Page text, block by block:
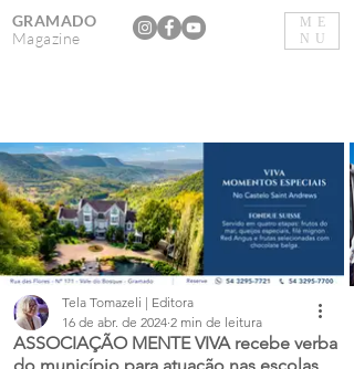
ME
NU
GRAMADO
Magazine
ASSOCIAÇÃO MENTE VIVA recebe verba
Tela Tomazeli | Editora
16 de abr. de 2024 2 min de leitura